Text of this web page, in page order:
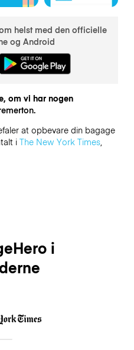
helst med den officielle
og Android
om vi har nogen
at opbevare din bagage
i The New York Times,
i